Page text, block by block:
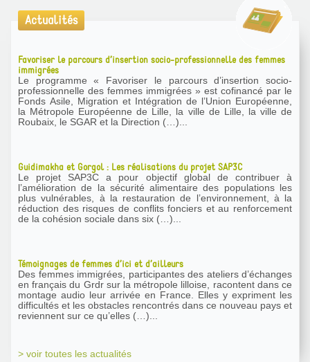
Actualités
Favoriser le parcours d’insertion socio-professionnelle des femmes
immigrées
Le programme « Favoriser le parcours d’insertion socio-
professionnelle des femmes immigrées » est cofinancé par le
Fonds Asile, Migration et Intégration de l’Union Européenne,
la Métropole Européenne de Lille, la ville de Lille, la ville de
Roubaix, le SGAR et la Direction (…)...
Guidimakha et Gorgol : Les réalisations du projet SAP3C
Le projet SAP3C a pour objectif global de contribuer à
l’amélioration de la sécurité alimentaire des populations les
plus vulnérables, à la restauration de l’environnement, à la
réduction des risques de conflits fonciers et au renforcement
de la cohésion sociale dans six (…)...
Témoignages de femmes d’ici et d’ailleurs
Des femmes immigrées, participantes des ateliers d’échanges
en français du Grdr sur la métropole lilloise, racontent dans ce
montage audio leur arrivée en France. Elles y expriment les
difficultés et les obstacles rencontrés dans ce nouveau pays et
reviennent sur ce qu’elles (…)...
> voir toutes les actualités